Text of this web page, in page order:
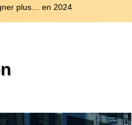
plus… en 2024